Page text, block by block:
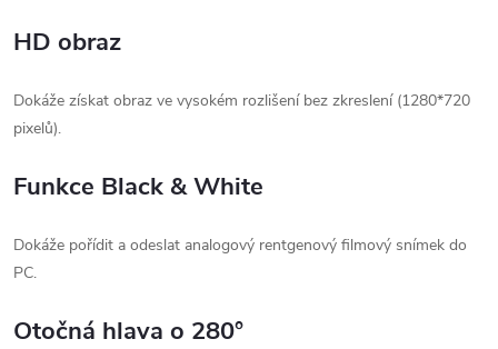
HD obraz
Dokáže získat obraz ve vysokém rozlišení bez zkreslení (1280*720
pixelů).
Funkce Black & White
Dokáže pořídit a odeslat analogový rentgenový filmový snímek do
PC.
Otočná hlava o 280°